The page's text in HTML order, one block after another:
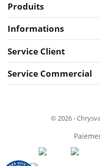
Produits
Informations
Service Client
Service Commercial
© 2026 -